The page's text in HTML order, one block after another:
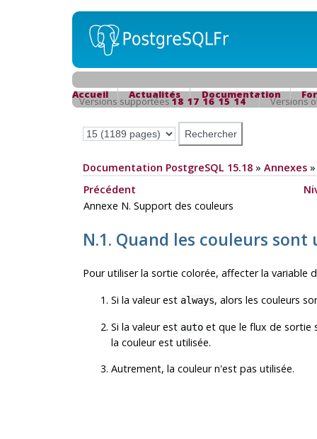
Accueil Actualités Documentation
Versions supportées18 17 16 15 14 Versions
Documentation PostgreSQL 15.18» Annexes
Précédent
Annexe N. Support des couleurs
N.1. Quand les couleurs sont
Pour utiliser la sortie colorée, affecter la variable
Si la valeur est always, alors les couleurs
Si la valeur est autoet que le flux de sortie
la couleur est utilisée.
Autrement, la couleur n'est pas utilisée.